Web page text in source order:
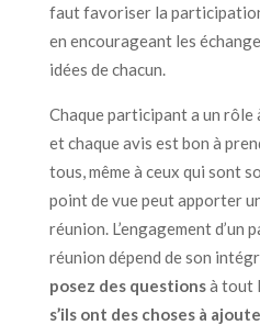
faut favoriser la
en encourageant les
idées de chacun.
Chaque participant a un rôle
et chaque avis est bon à
tous, même à ceux qui sont
point de vue peut apporter
réunion. L’engagement d’un
réunion dépend de son
posez des questionsà tout
s’ils ont des choses à